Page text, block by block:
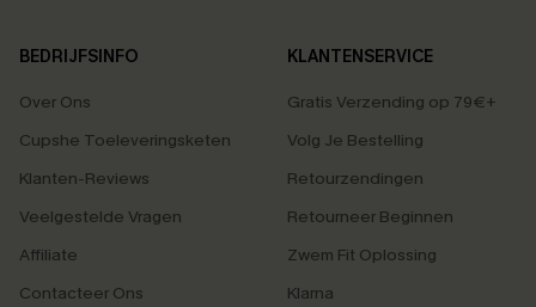
BEDRIJFSINFO
Over Ons
Cupshe Toeleveringsketen
Klanten-Reviews
Veelgestelde Vragen
Affiliate
Contacteer Ons
KLANTENSERVICE
Gratis Verzending op 79€+
Volg Je Bestelling
Retourzendingen
Retourneer Beginnen
Zwem Fit Oplossing
Klarna